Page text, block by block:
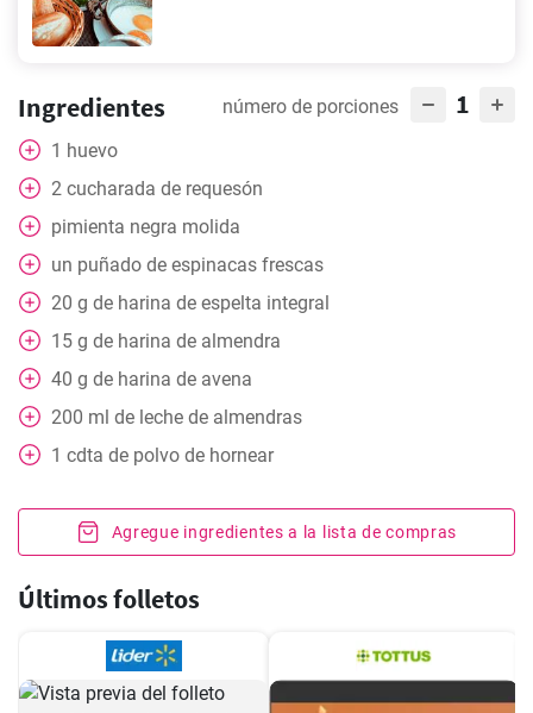
Ingredientes número de porciones 1
1 huevo
2 cucharada de requesón
pimienta negra molida
un puñado de espinacas frescas
20 g de harina de espelta integral
15 g de harina de almendra
40 g de harina de avena
200 ml de leche de almendras
1 cdta de polvo de hornear
Agregue ingredientes a la lista de compras
Últimos folletos